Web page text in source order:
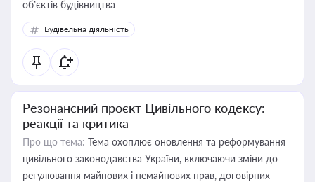
об’єктів будівництва
Будівельна діяльність
Резонансний проєкт Цивільного кодексу:
реакції та критика
Про що тема: Тема охоплює оновлення та реформування
цивільного законодавства України, включаючи зміни до
регулювання майнових і немайнових прав, договірних